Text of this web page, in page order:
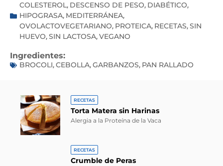
COLESTEROL, DESCENSO DE PESO, DIABÉTICO,
HIPOGRASA, MEDITERRÁNEA,
OVOLACTOVEGETARIANO, PROTEICA, RECETAS,SIN
HUEVO,SIN LACTOSA,VEGANO
Ingredientes:
BROCOLI,CEBOLLA,GARBANZOS, PAN RALLADO
RECETAS
Torta Matera sin Harinas
Alergia a la Proteína de la Vaca
RECETAS
Crumble de Peras